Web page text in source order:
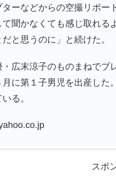
ーなどからの空撮リポー
聞かなくても感じ取れる
と思うのに」と続けた。
広末涼子のものまねでブ
月に第１子男児を出産し
る。
スポ